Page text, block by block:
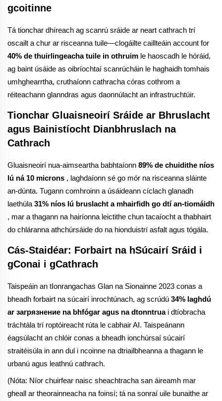
gcoitinne
Tá tionchar dhíreach ag scanrú sráide ar neart cathrach trí
oscailt a chur ar risceanna tuile—clogáilte caillteáin account for
40% de thuirlingeacha tuile in othruim le haoscadh le hóráid,
ag baint úsáide as oibríochtaí scanrúcháin le haghaidh tomhais
umhghearrtha, cruthaíonn cathracha córas cothrom a
réiteachann glanndras agus daonnúlacht an infrastruchtúir.
Tionchar Gluaisneoirí Sráide ar Bhruslacht
agus Bainistíocht Dianbhruslach na
Cathrach
Gluaisneoirí nua-aimseartha babhtaíonn 89% de chuidithe níos
lú ná 10 microns , laghdaíonn sé go mór na risceanna sláinte
an-dúnta. Tugann comhroinn a úsáideann cíclach glanadh
laethúla 31% níos lú bruslacht a mhairfidh go dtí an-tiomáidh
, mar a thagann na hairíonna leictithe chun tacaíocht a thabhairt
do chláranna athchúrsáide do na hionduistrí asfalt agus tógála.
Cás-Staidéar: Forbairt na hSúcairí Sráid i
gConai i gCathrach
Taispeáin an tIonrangachas Glan na Sionainne 2023 conas a
bheadh forbairt na súcairí inrochtúnach, ag scrúdú 34% laghdú
ar загрязнение na bhfógar agus na dtonntrua i dtíobracha
tráchtála trí roptóireacht rúta le cabhair AI. Taispeánann
éagsúlacht an chlóir conas a bheadh ionchúrsaí súcairí
straitéisúla in ann dul i ncoinne na dtriailbheanna a thagann le
urbanú agus leathnú cathrach.
(Nóta: Níor chuirfear naisc sheachtracha san áireamh mar
gheall ar theorainneacha na foinsí; tá na sonraí uile bunaithe ar